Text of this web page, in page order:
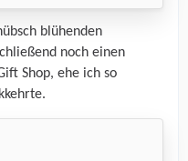
blühenden
noch einen
Shop, ehe ich so